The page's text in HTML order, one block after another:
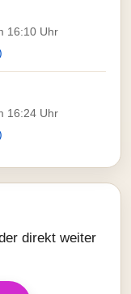
16:10 Uhr
16:24 Uhr
direkt weiter